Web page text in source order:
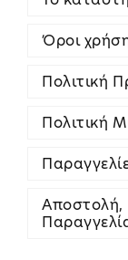
Όροι
Πολιτική
Πολιτική
Αποστολή,